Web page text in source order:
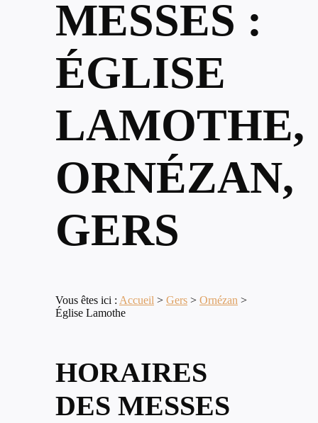
MESSES :
ÉGLISE
LAMOTHE,
ORNÉZAN,
GERS
Vous êtes ici : Accueil > Gers > Ornézan >
Église Lamothe
HORAIRES
DES MESSES